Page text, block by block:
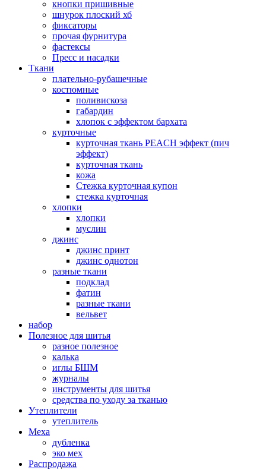
кнопки пришивные
шнурок плоский хб
фиксаторы
прочая фурнитура
фастексы
Пресс и насадки
Ткани
плательно-рубашечные
костюмные
поливискоза
габардин
хлопок с эффектом бархата
курточные
курточная ткань PEACH эффект (пич
эффект)
курточная ткань
кожа
Стежка курточная купон
стежка курточная
хлопки
хлопки
муслин
джинс
джинс принт
джинс однотон
разные ткани
подклад
фатин
разные ткани
вельвет
набор
Полезное для шитья
разное полезное
калька
иглы БШМ
журналы
инструменты для шитья
средства по уходу за тканью
Утеплители
утеплитель
Меха
дубленка
эко мех
Распродажа